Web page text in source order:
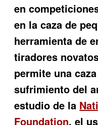
en
en la caza de
herramienta de
tiradores
permite una
sufrimiento del
estudio de la
Foundation, el